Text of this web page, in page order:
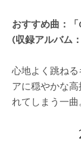
おすすめ曲：
(収録アルバム
心地よく跳ね
アに穏やかな
れてしまう一曲